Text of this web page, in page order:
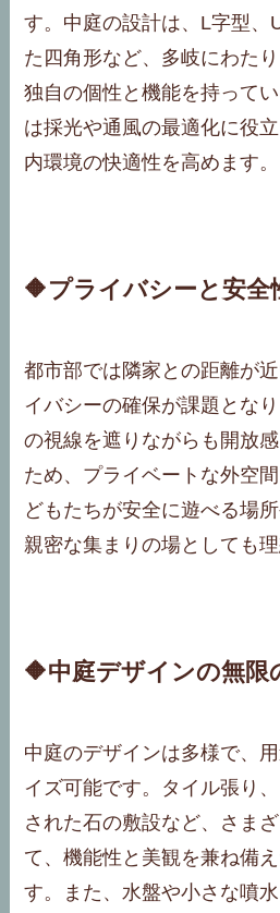
す。中庭の設計は、L字型、
た四角形など、多岐にわた
独自の個性と機能を持って
は採光や通風の最適化に役
内環境の快適性を高めます。
🔶プライバシーと安全
都市部では隣家との距離が
イバシーの確保が課題とな
の視線を遮りながらも開放
ため、プライベートな外空
どもたちが安全に遊べる場
親密な集まりの場としても理
🔶中庭デザインの無限
中庭のデザインは多様で、
イズ可能です。タイル張り
された石の敷設など、さま
て、機能性と美観を兼ね備
す。また、水盤や小さな噴